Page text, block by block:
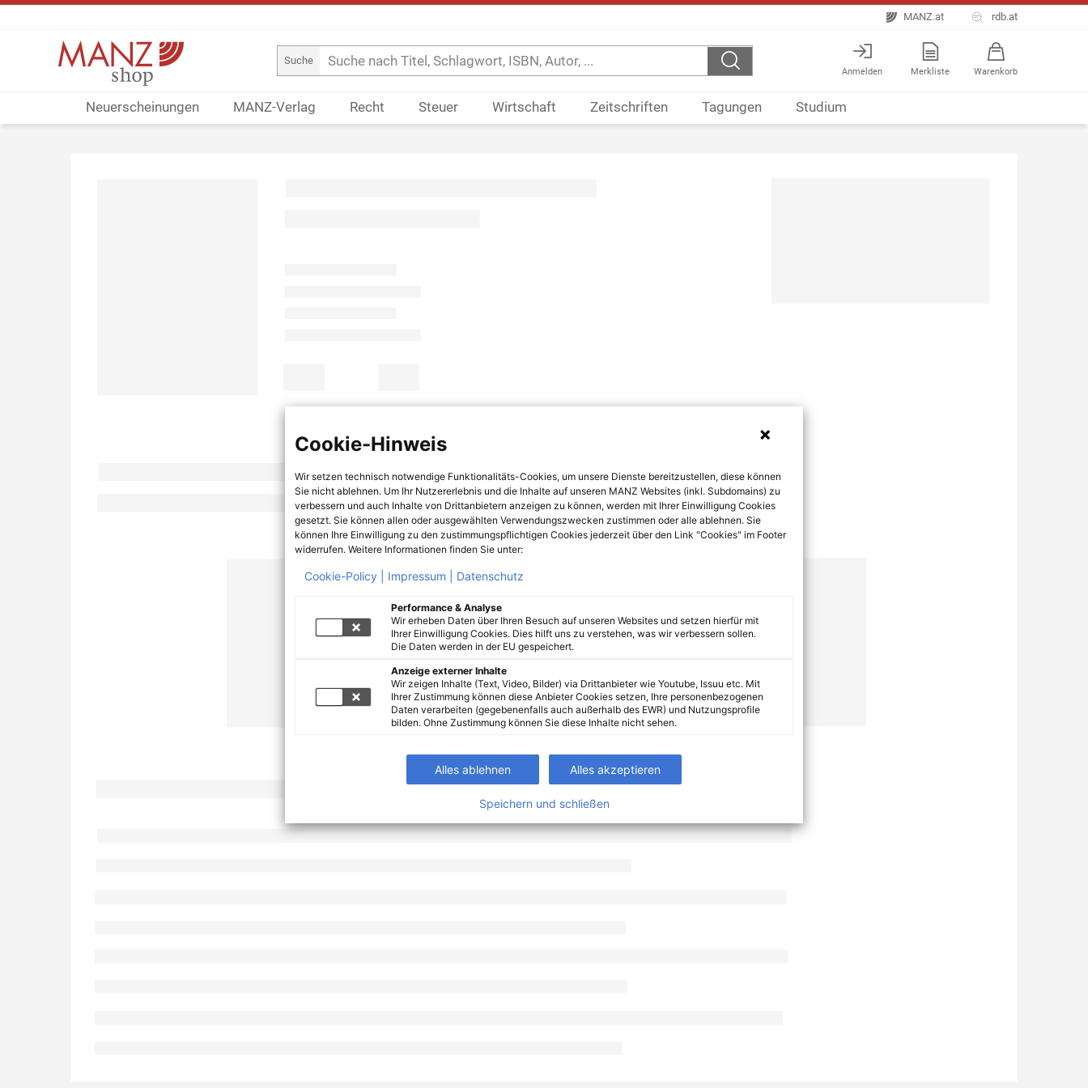
MANZ.at rdb.at
Suche
Anmelden Merkliste Warenkorb
Neuerscheinungen MANZ-Verlag Recht Steuer Wirtschaft Zeitschriften Tagungen Studium
Cookie-Hinweis
Wir setzen technisch notwendige Funktionalitäts-Cookies, um unsere Dienste bereitzustellen, diese können
Sie nicht ablehnen. Um Ihr Nutzererlebnis und die Inhalte auf unseren MANZ Websites (inkl. Subdomains) zu
verbessern und auch Inhalte von Drittanbietern anzeigen zu können, werden mit Ihrer Einwilligung Cookies
gesetzt. Sie können allen oder ausgewählten Verwendungszwecken zustimmen oder alle ablehnen. Sie
können Ihre Einwilligung zu den zustimmungspflichtigen Cookies jederzeit über den Link "Cookies" im Footer
widerrufen. Weitere Informationen finden Sie unter:
Cookie-Policy | Impressum | Datenschutz
Performance & Analyse
Wir erheben Daten über Ihren Besuch auf unseren Websites und setzen hierfür mit
Ihrer Einwilligung Cookies. Dies hilft uns zu verstehen, was wir verbessern sollen.
Die Daten werden in der EU gespeichert.
Anzeige externer Inhalte
Wir zeigen Inhalte (Text, Video, Bilder) via Drittanbieter wie Youtube, Issuu etc. Mit
Ihrer Zustimmung können diese Anbieter Cookies setzen, Ihre personenbezogenen
Daten verarbeiten (gegebenenfalls auch außerhalb des EWR) und Nutzungsprofile
bilden. Ohne Zustimmung können Sie diese Inhalte nicht sehen.
Alles ablehnen Alles akzeptieren
Speichern und schließen